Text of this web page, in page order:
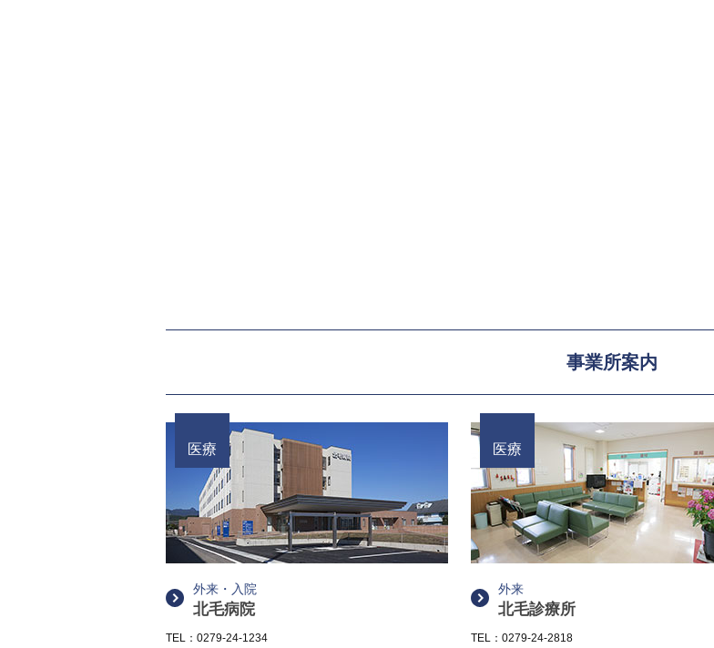
事業所案内
医療
外来・入院
北毛病院
TEL：0279-24-1234
医療
外来
北毛診療所
TEL：0279-24-2818